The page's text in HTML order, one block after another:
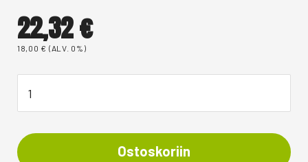
22,32€
18,00 € (ALV. 0%)
Ostoskoriin